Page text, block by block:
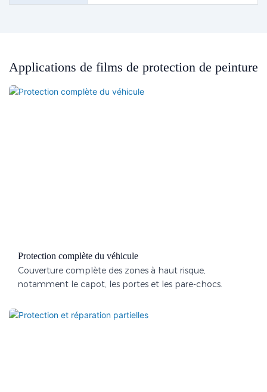
Applications de films de protection de peinture
Protection complète du véhicule
Couverture complète des zones à haut risque,
notamment le capot, les portes et les pare-chocs.